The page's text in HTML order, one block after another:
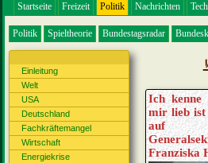
Startseite Freizeit Politik Nachrichten
Politik Spieltheorie Bundestagsradar
Einleitung
Welt
USA
Deutschland
Fachkräftemangel
Wirtschaft
Energiekrise
Ich kenne
mir lieb ist
auf
Franziska